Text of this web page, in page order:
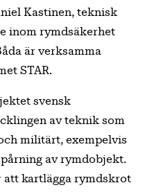
Kastinen, teknisk
inom rymdsäkerhet
är verksamma
STAR.
svensk
av teknik som
militärt, exempelvis
av rymdobjekt.
att kartlägga rymdskrot